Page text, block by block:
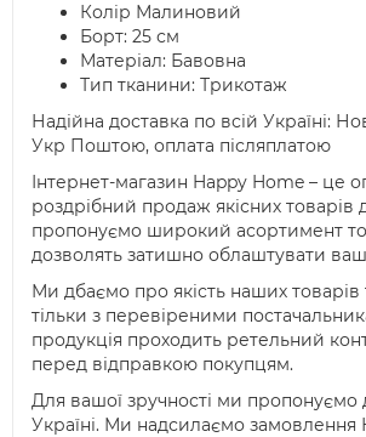
Колір Малиновий
Борт: 25 см
Матеріал: Бавовна
Тип тканини: Трикотаж
Надійна доставка по всій Україні:
Укр Поштою, оплата післяплатою
Інтернет-магазин Happy Home – це
роздрібний продаж якісних
пропонуємо широкий асортимент
дозволять затишно облаштувати
Ми дбаємо про якість наших
тільки з перевіреними
продукція проходить ретельний
перед відправкою покупцям.
Для вашої зручності ми пропонуємо
Україні. Ми надсилаємо